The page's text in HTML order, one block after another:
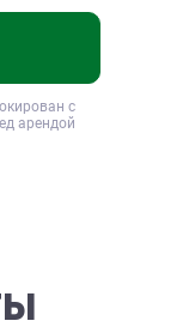
с
арендой